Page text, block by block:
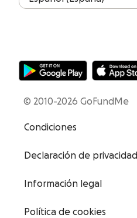
© 2010-2026 GoFundMe
Condiciones
Declaración de privacidad
Información legal
Política de cookies